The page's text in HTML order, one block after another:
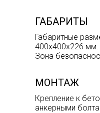
ГАБАРИТЫ
Габаритные
400х400х226 мм.
Зона
МОНТАЖ
Крепление к
анкерными